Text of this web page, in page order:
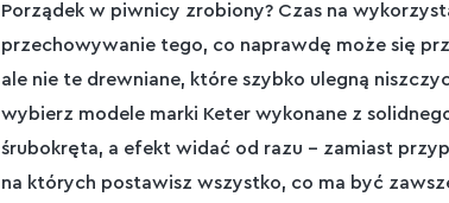
Porządek w piwnicy zrobiony? Czas na
przechowywanie tego, co naprawdę może się
ale nie te drewniane, które szybko ulegną
wybierz modele marki Keter wykonane z
śrubokręta, a efekt widać od razu – zamiast
na których postawisz wszystko, co ma być